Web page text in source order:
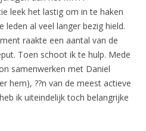
leek het lastig om in te haken
leden al veel langer bezig hield.
raakte een aantal van de
Toen schoot ik te hulp. Mede
samenwerken met Daniel
hem), ??n van de meest actieve
ik uiteindelijk toch belangrijke